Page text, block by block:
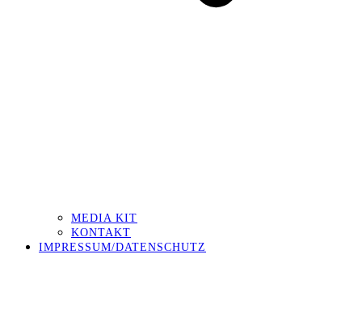
MEDIA KIT
KONTAKT
IMPRESSUM/DATENSCHUTZ